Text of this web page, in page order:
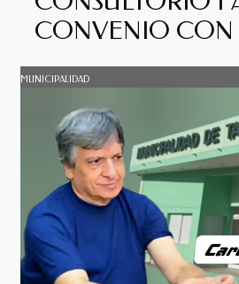
CONVENIO CON
MUNICIPALIDAD